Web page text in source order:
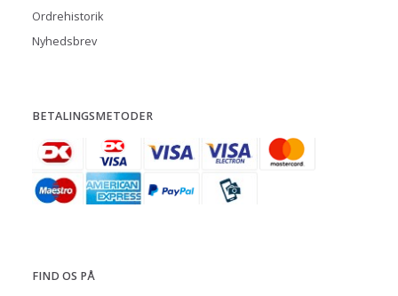
Ordrehistorik
Nyhedsbrev
BETALINGSMETODER
FIND OS PÅ